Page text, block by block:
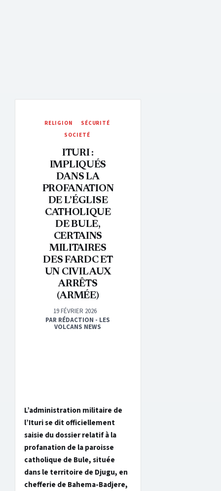
RELIGION
SÉCURITÉ
SOCIETÉ
ITURI :
IMPLIQUÉS
DANS LA
PROFANATION
DE L’ÉGLISE
CATHOLIQUE
DE BULE,
CERTAINS
MILITAIRES
DES FARDC ET
UN CIVIL AUX
ARRÊTS
(ARMÉE)
19 FÉVRIER 2026
PAR RÉDACTION - LES
VOLCANS NEWS
L’administration militaire de
l’Ituri se dit officiellement
saisie du dossier relatif à la
profanation de la paroisse
catholique de Bule, située
dans le territoire de Djugu, en
chefferie de Bahema-Badjere,